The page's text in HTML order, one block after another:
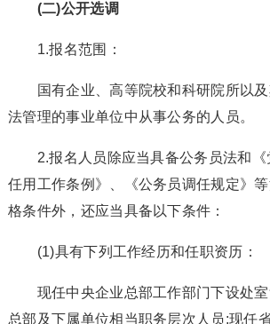
(二)公开选调
1.报名范围：
国有企业、高等院校和科研院所以及
法管理的事业单位中从事公务的人员。
2.报名人员除应当具备公务员法和《
任用工作条例》、《公务员调任规定》
格条件外，还应当具备以下条件：
(1)具有下列工作经历和任职资历：
现任中央企业总部工作部门下设处室
总部及下属单位相当职务层次人员;现任